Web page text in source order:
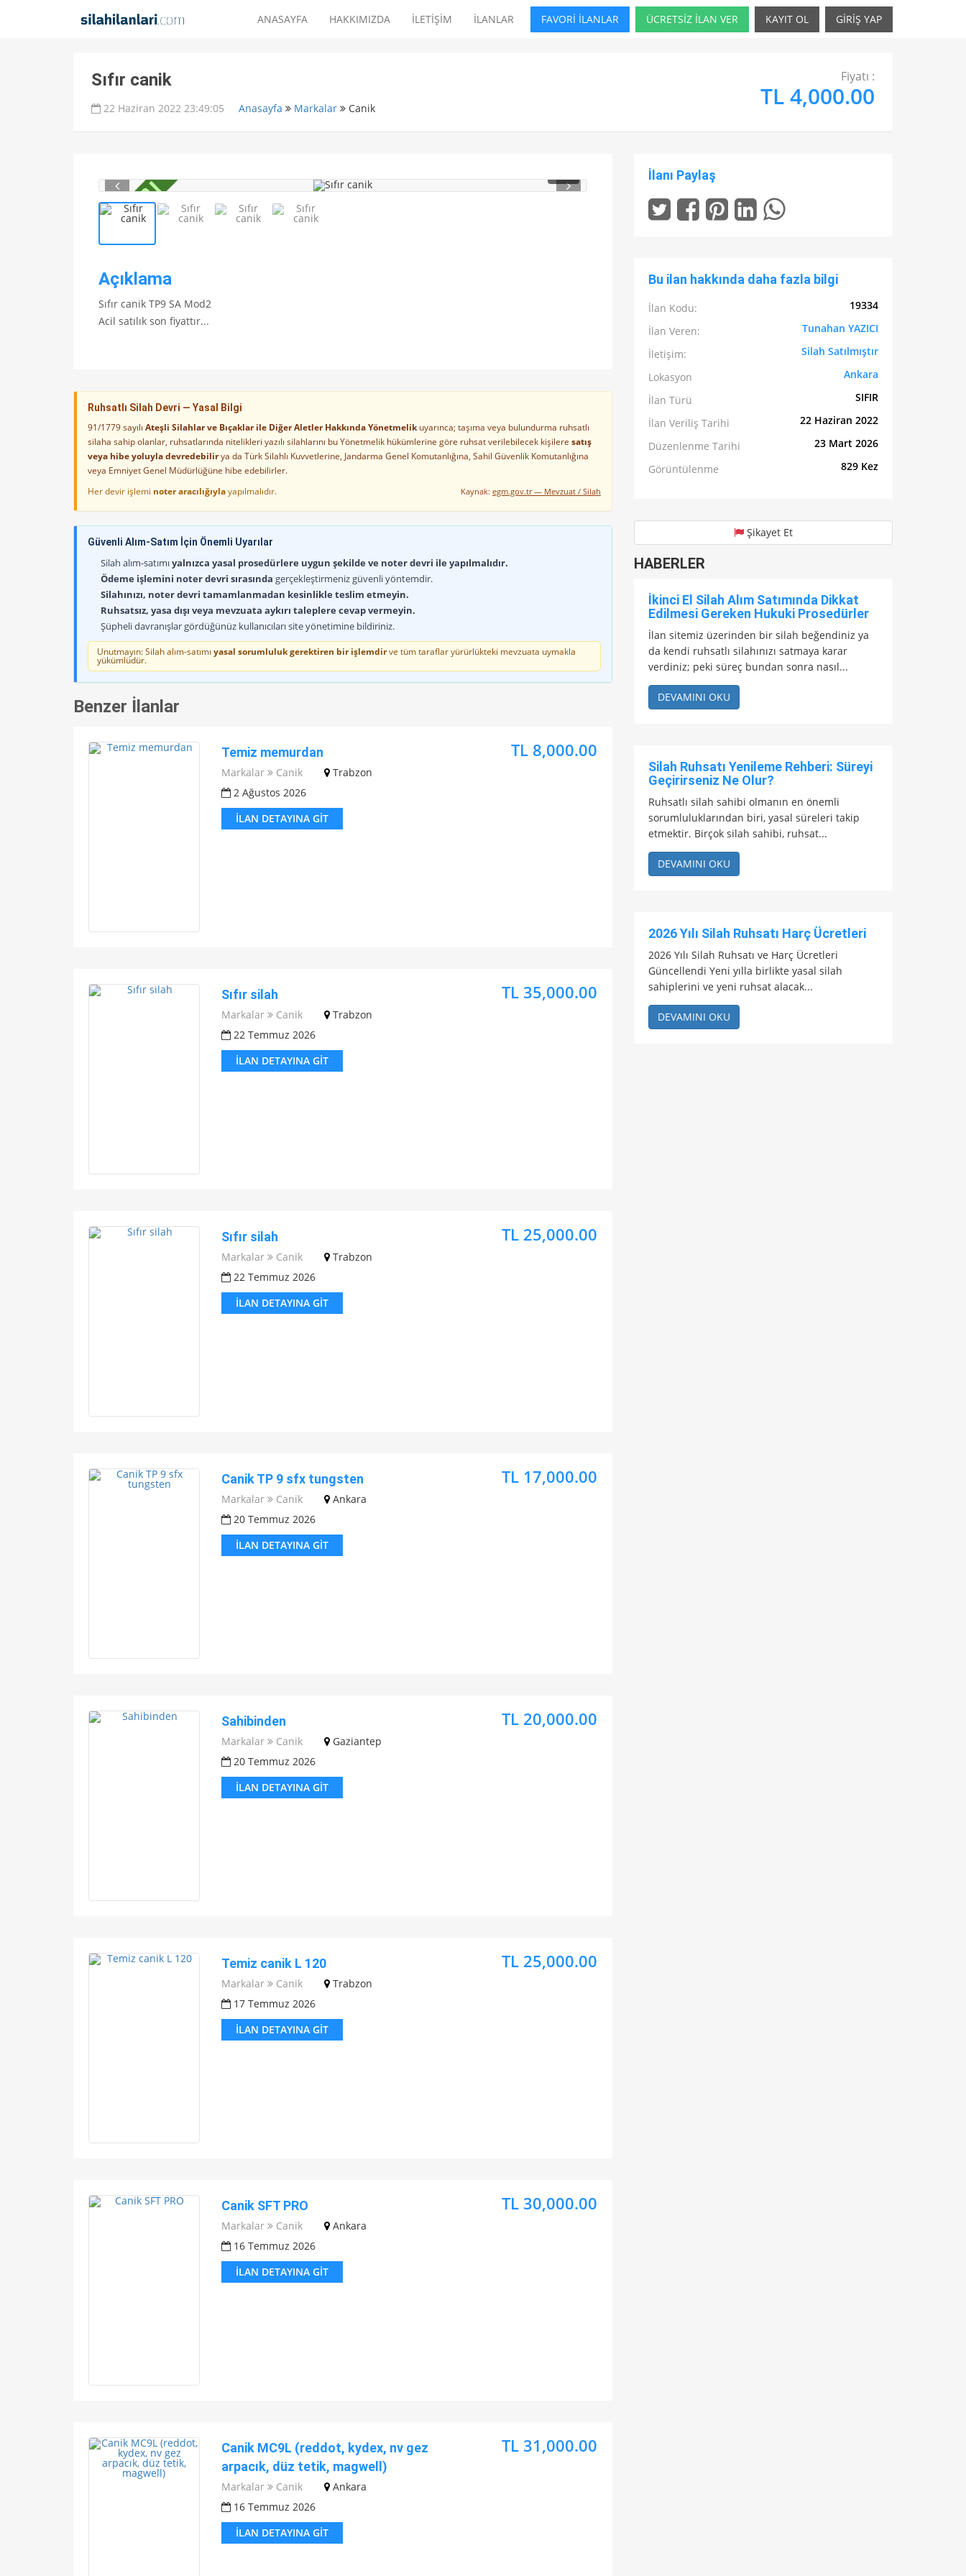
ANASAYFA HAKKIMIZDA İLETİŞİM İLANLAR FAVORİ İLANLAR ÜCRETSİZ İLAN VER KAYIT OL GİRİŞ YAP
Sıfır canik
22 Haziran 2022 23:49:05 Anasayfa Markalar Canik
Fiyatı :
TL 4,000.00
1/ 4
Açıklama
Sıfır canik TP9 SA Mod2
Acil satılık son fiyattır...
Ruhsatlı Silah Devri — Yasal Bilgi
91/1779 sayılı Ateşli Silahlar ve Bıçaklar ile Diğer Aletler Hakkında Yönetmelikuyarınca; taşıma veya bulundurma ruhsatlı
silaha sahip olanlar, ruhsatlarında nitelikleri yazılı silahlarını bu Yönetmelik hükümlerine göre ruhsat verilebilecek kişilere satış
veya hibe yoluyla devredebilirya da Türk Silahlı Kuvvetlerine, Jandarma Genel Komutanlığına, Sahil Güvenlik Komutanlığına
veya Emniyet Genel Müdürlüğüne hibe edebilirler.
Her devir işlemi noter aracılığıylayapılmalıdır. Kaynak: egm.gov.tr — Mevzuat / Silah
Güvenli Alım-Satım İçin Önemli Uyarılar
Silah alım-satımıyalnızca yasal prosedürlere uygun şekilde ve noter devri ile yapılmalıdır.
Ödeme işlemini noter devri sırasında gerçekleştirmeniz güvenli yöntemdir.
Silahınızı, noter devri tamamlanmadan kesinlikle teslim etmeyin.
Ruhsatsız, yasa dışı veya mevzuata aykırı taleplere cevap vermeyin.
Şüpheli davranışlar gördüğünüz kullanıcıları site yönetimine bildiriniz.
Unutmayın: Silah alım-satımı yasal sorumluluk gerektiren bir işlemdirve tüm taraflar yürürlükteki mevzuata uymakla
yükümlüdür.
Benzer İlanlar
Temiz memurdan
Markalar Canik
Trabzon
2 Ağustos 2026
İLAN DETAYINA GIT
TL 8,000.00
Sıfır silah
Markalar Canik
Trabzon
22 Temmuz 2026
İLAN DETAYINA GIT
TL 35,000.00
Sıfır silah
Markalar Canik
Trabzon
22 Temmuz 2026
İLAN DETAYINA GIT
TL 25,000.00
Canik TP 9 sfx tungsten
Markalar Canik
Ankara
20 Temmuz 2026
İLAN DETAYINA GIT
TL 17,000.00
Sahibinden
Markalar Canik
Gaziantep
20 Temmuz 2026
İLAN DETAYINA GIT
TL 20,000.00
Temiz canik L 120
Markalar Canik
Trabzon
17 Temmuz 2026
İLAN DETAYINA GIT
TL 25,000.00
Canik SFT PRO
Markalar Canik
Ankara
16 Temmuz 2026
İLAN DETAYINA GIT
TL 30,000.00
Canik MC9L (reddot, kydex, nv gez
arpacık, düz tetik, magwell)
Markalar Canik
Ankara
16 Temmuz 2026
İLAN DETAYINA GIT
TL 31,000.00
İlanı Paylaş
Bu ilan hakkında daha fazla bilgi
İlan Kodu:
19334
İlan Veren:
Tunahan YAZICI
İletişim:
Silah Satılmıştır
Lokasyon
Ankara
İlan Türü
SIFIR
İlan Veriliş Tarihi
22 Haziran 2022
Düzenlenme Tarihi
23 Mart 2026
Görüntülenme
829 Kez
Şikayet Et
HABERLER
İkinci El Silah Alım Satımında Dikkat
Edilmesi Gereken Hukuki Prosedürler
İlan sitemiz üzerinden bir silah beğendiniz ya
da kendi ruhsatlı silahınızı satmaya karar
verdiniz; peki süreç bundan sonra nasıl...
DEVAMINI OKU
Silah Ruhsatı Yenileme Rehberi: Süreyi
Geçirirseniz Ne Olur?
Ruhsatlı silah sahibi olmanın en önemli
sorumluluklarından biri, yasal süreleri takip
etmektir. Birçok silah sahibi, ruhsat...
DEVAMINI OKU
2026 Yılı Silah Ruhsatı Harç Ücretleri
2026 Yılı Silah Ruhsatı ve Harç Ücretleri
Güncellendi Yeni yılla birlikte yasal silah
sahiplerini ve yeni ruhsat alacak...
DEVAMINI OKU